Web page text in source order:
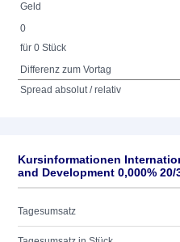
Geld
0
für 0 Stück
Differenz zum Vortag
Spread absolut / relativ
Kursinformationen
and Development 0,000% 20/
Tagesumsatz